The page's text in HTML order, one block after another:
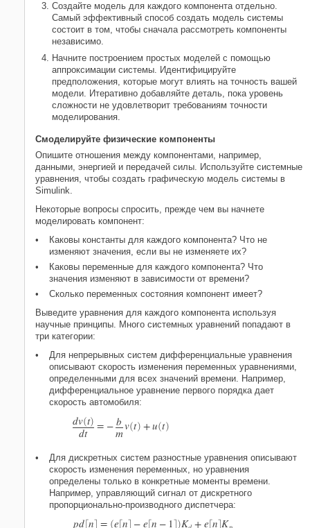
Создайте модель для каждого компонента отдельно.
Самый эффективный способ создать модель системы
состоит в том, чтобы сначала рассмотреть компоненты
независимо.
Начните построением простых моделей с помощью
аппроксимации системы. Идентифицируйте
предположения, которые могут влиять на точность вашей
модели. Итеративно добавляйте деталь, пока уровень
сложности не удовлетворит требованиям точности
моделирования.
Смоделируйте физические компоненты
Опишите отношения между компонентами, например,
данными, энергией и передачей силы. Используйте системные
уравнения, чтобы создать графическую модель системы в
Simulink.
Некоторые вопросы спросить, прежде чем вы начнете
моделировать компонент:
Каковы константы для каждого компонента? Что не
изменяют значения, если вы не изменяете их?
Каковы переменные для каждого компонента? Что
значения изменяют в зависимости от времени?
Сколько переменных состояния компонент имеет?
Выведите уравнения для каждого компонента используя
научные принципы. Много системных уравнений попадают в
три категории:
Для непрерывных систем дифференциальные уравнения
описывают скорость изменения переменных уравнениями,
определенными для всех значений времени. Например,
дифференциальное уравнение первого порядка дает
скорость автомобиля:
dv(t)
dt = −b
mv(t) +u(t)
Для дискретных систем разностные уравнения описывают
скорость изменения переменных, но уравнения
определены только в конкретные моменты времени.
Например, управляющий сигнал от дискретного
пропорционально-производного диспетчера:
pd n = (e [n −e n − 1 )K +e n K